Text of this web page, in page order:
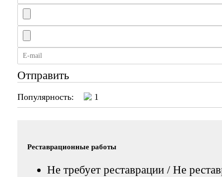
Отправить
Популярность: 1
Реставрационные работы
Не требует реставрации / Не